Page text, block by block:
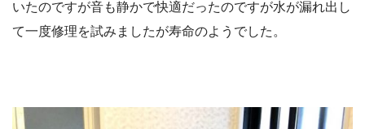
いたのですが音も静かで快適だったのですが水が漏れ出し
て一度修理を試みましたが寿命のようでした。